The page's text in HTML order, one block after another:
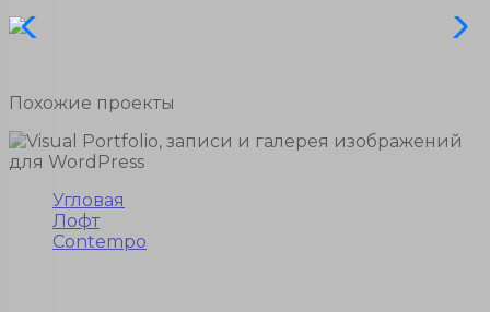
Похожие проекты
Угловая
Лофт
Contempo